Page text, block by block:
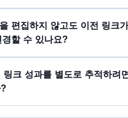
편집하지 않고도 이전 링크
경할 수 있나요?
링크 성과를 별도로 추적하려